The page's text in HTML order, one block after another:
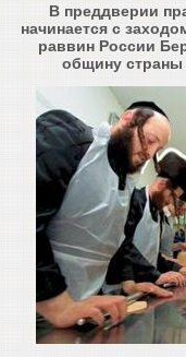
В преддверии
начинается с
раввин России
общину страны